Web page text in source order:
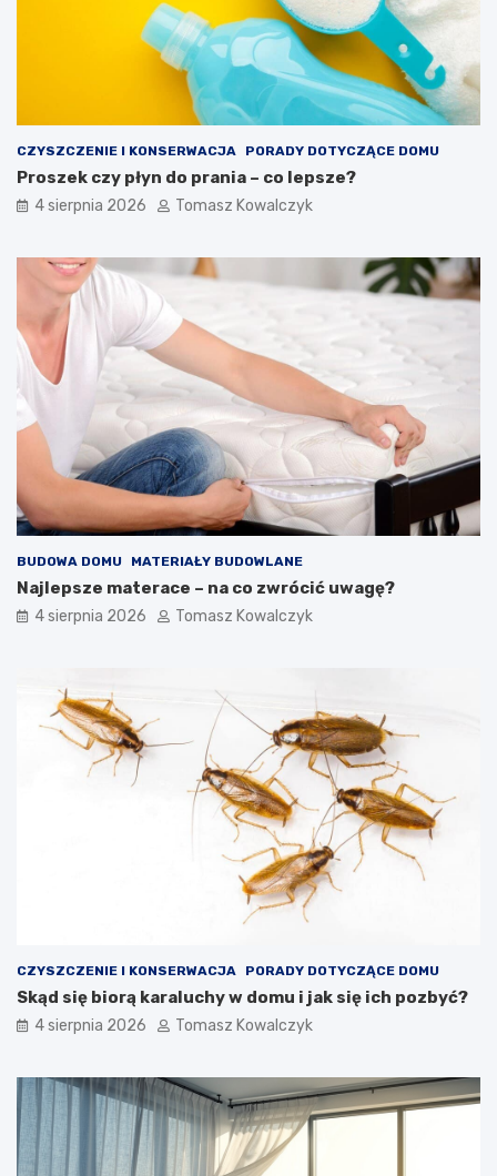
CZYSZCZENIE I KONSERWACJA PORADY DOTYCZĄCE DOMU
Proszek czy płyn do prania – co lepsze?
4 sierpnia 2026 Tomasz Kowalczyk
BUDOWA DOMU MATERIAŁY BUDOWLANE
Najlepsze materace – na co zwrócić uwagę?
4 sierpnia 2026 Tomasz Kowalczyk
CZYSZCZENIE I KONSERWACJA PORADY DOTYCZĄCE DOMU
Skąd się biorą karaluchy w domu i jak się ich pozbyć?
4 sierpnia 2026 Tomasz Kowalczyk